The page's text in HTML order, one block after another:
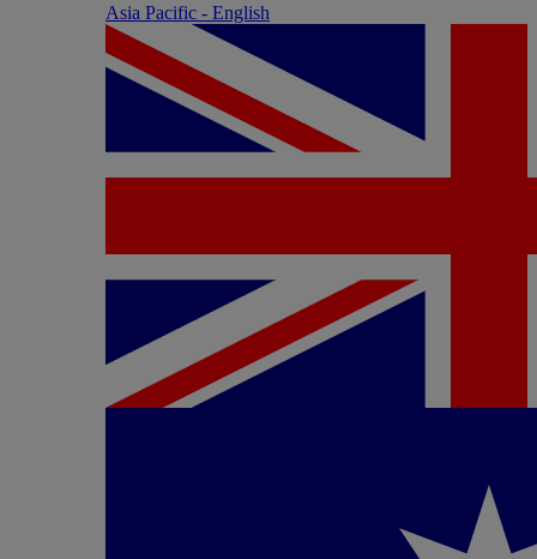
Asia Pacific - English